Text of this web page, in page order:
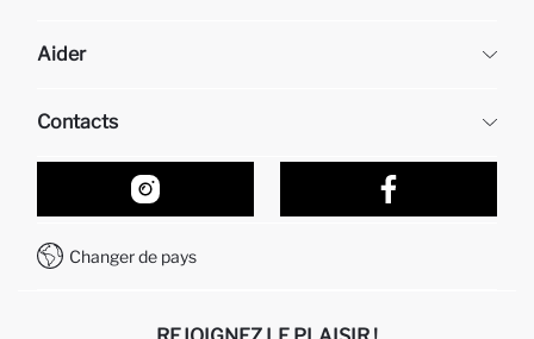
À propos de nous
Aider
Retour et changement
Suivi de la Commande
Comment acheter sur DeFacto ?
Comment payer sur DeFacto?
Contacts
Nos Magasins
Formulaire de contact
Service Client +212 525 076 633
Changer de pays